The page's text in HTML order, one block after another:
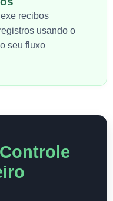
recibos
usando o
seu fluxo